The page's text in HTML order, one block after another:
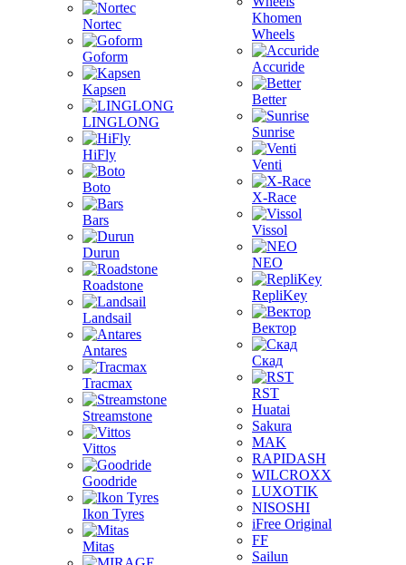
Nortec
Goform
Kapsen
LINGLONG
HiFly
Boto
Bars
Durun
Roadstone
Landsail
Antares
Tracmax
Streamstone
Vittos
Goodride
Ikon Tyres
Mitas
Khomen
Wheels
Accuride
Better
Sunrise
Venti
X-Race
Vissol
NEO
RepliKey
Вектор
Скад
RST
Huatai
Sakura
MAK
RAPIDASH
WILCROXX
LUXOTIK
NISOSHI
iFree Original
FF
Sailun